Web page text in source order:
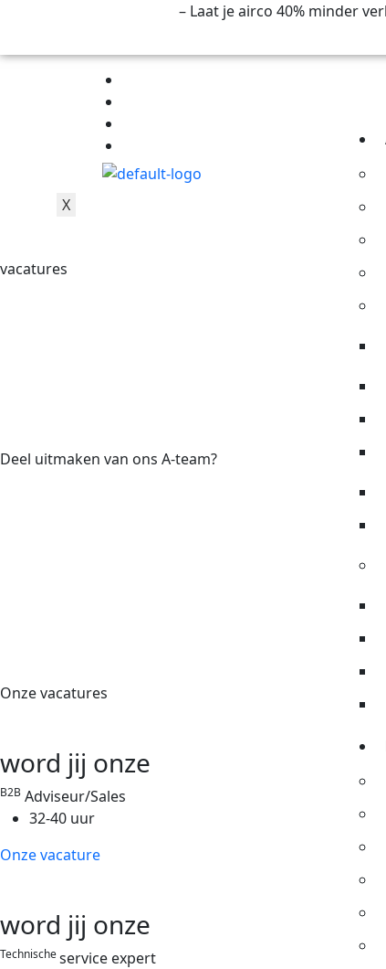
– Laat je airco 40% minder
Besparen 2.0
X
vacatures
Deel uitmaken van ons A-team?
Onze vacatures
word jij onze
B2B Adviseur/Sales
32-40 uur
Onze vacature
word jij onze
Technischeservice expert